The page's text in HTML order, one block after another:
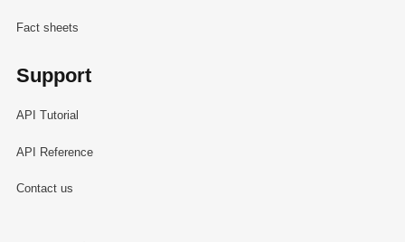
Fact sheets
Support
API Tutorial
API Reference
Contact us